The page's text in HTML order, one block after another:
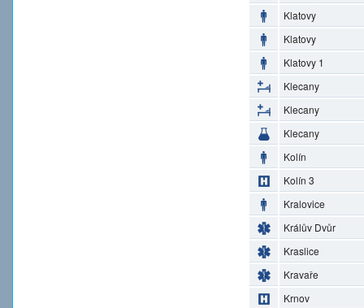
Klatovy
Klatovy
Klatovy 1
Klecany
Klecany
Klecany
Kolín
Kolín 3
Kralovice
Králův Dvůr
Kraslice
Kravaře
Krnov